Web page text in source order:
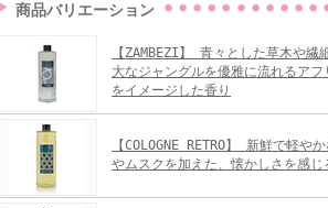
商品バリエーション
【ZAMBEZI】 青々とした草木や繊
大なジャングルを優雅に流れるアフ
をイメージした香り
【COLOGNE RETRO】 新鮮で軽や
やムスクを加えた、懐かしさを感じ